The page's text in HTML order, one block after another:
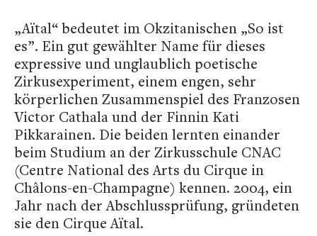
„Aïtal“ bedeutet im Okzitanischen „So ist
es”. Ein gut gewählter Name für dieses
expressive und unglaublich poetische
Zirkusexperiment, einem engen, sehr
körperlichen Zusammenspiel des Franzosen
Victor Cathala und der Finnin Kati
Pikkarainen. Die beiden lernten einander
beim Studium an der Zirkusschule CNAC
(Centre National des Arts du Cirque in
Châlons-en-Champagne) kennen. 2004, ein
Jahr nach der Abschlussprüfung, gründeten
sie den Cirque Aïtal.